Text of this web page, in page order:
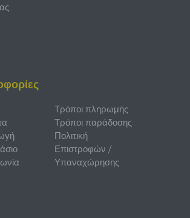
Τρόποι πληρωμής
Τρόποι παράδοσης
Πολιτική
Επιστροφών /
Υπαναχώρησης